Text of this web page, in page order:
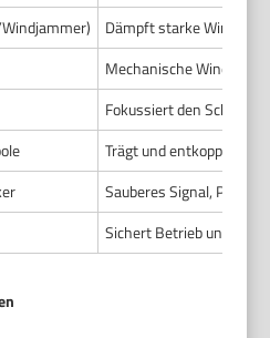
Dämpft starke Windböen
Mechanische
Fokussiert den Schall
Trägt und entkoppelt
Sauberes Signal,
Sichert Betrieb und